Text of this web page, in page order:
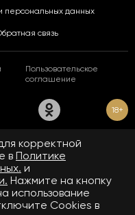
персональных данных
связь
Пользовательское
соглашение
18+
технологии. Подробнее
технологий.
«www.matchtv.ru»
в сфере связи,
(Роскомнадзор).
информации ЭЛ № ФС 77 - 72390
«www.matchtv.ru»: ООО
корректной
в Политике
и
Нажмите на кнопку
использование
Cookies в